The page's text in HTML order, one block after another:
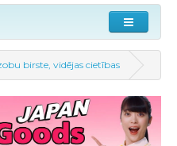
birste, vidējas cietības